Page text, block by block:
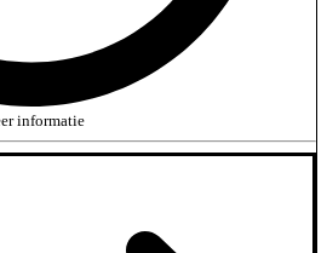
informatie